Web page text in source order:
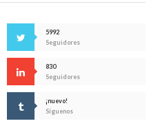
5992
Seguidores
830
Seguidores
¡nuevo!
Síguenos